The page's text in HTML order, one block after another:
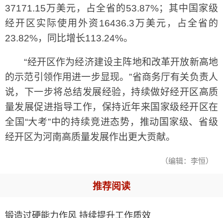
37171.15万美元，占全省的53.87%；其中国家级
经开区实际使用外资16436.3万美元，占全省的
23.82%，同比增长113.24%。
“经开区作为经济建设主阵地和改革开放新高地
的示范引领作用进一步显现。”省商务厅有关负责人
说，下一步将总结发展经验，持续做好经开区高质
量发展促进指导工作，保持近年来国家级经开区在
全国“大考”中的持续竞进态势，推动国家级、省级
经开区为河南高质量发展作出更大贡献。
（编辑：李恒）
推荐阅读
锻造过硬能力作风 持续提升工作质效